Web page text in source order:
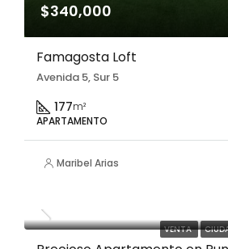
$340,000
Famagosta Loft
Avenida 5, Sur 5
177m²
APARTAMENTO
Maribel Arias
VENTA